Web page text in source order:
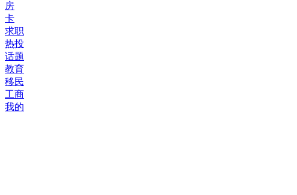
房
卡
求职
热投
话题
教育
移民
工商
我的